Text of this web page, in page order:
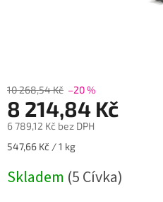
10 268,54 Kč –20 %
8 214,84 Kč
6 789,12 Kč bez DPH
Měrná
547,66 Kč / 1 kg
Skladem (5 Cívka)